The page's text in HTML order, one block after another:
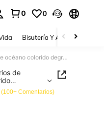
0 0
Bisutería Y Accesorios
10 piezas Clips para el cabello con accesorios de princesa sirena de concha de océano colorido degradado rizado para niñas
de
(100+ Comentarios)